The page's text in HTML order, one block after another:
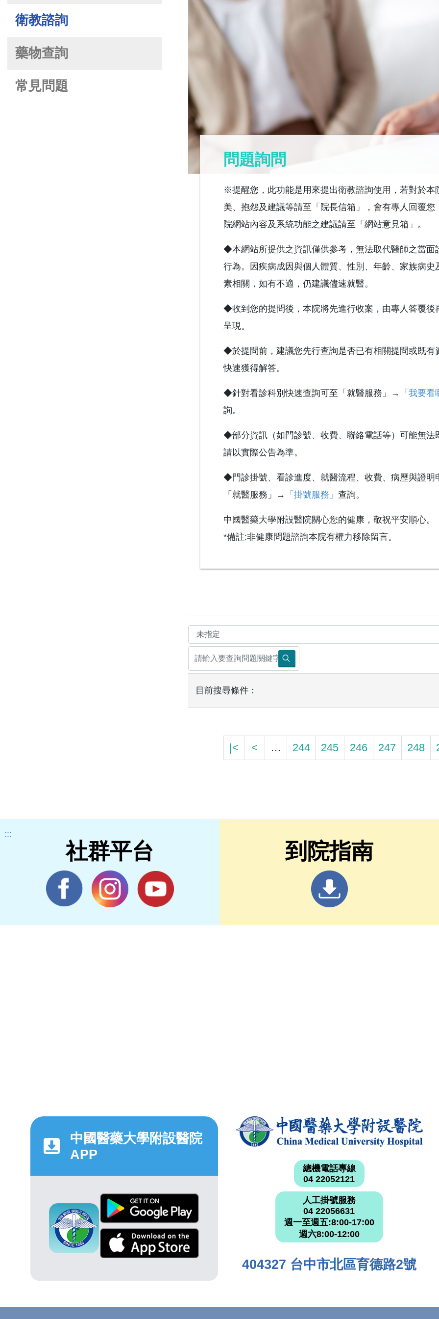
衛教諮詢
藥物查詢
常見問題
問題詢問
※提醒您，此功能是用來提出衛教諮詢使用，若對於本
美、抱怨及建議等請至「院長信箱」，會有專人回覆您
院網站內容及系統功能之建議請至「網站意見箱」。
◆本網站所提供之資訊僅供參考，無法取代醫師之當面
行為。因疾病成因與個人體質、性別、年齡、家族病史
素相關，如有不適，仍建議儘速就醫。
◆收到您的提問後，本院將先進行收案，由專人答覆後
呈現。
◆於提問前，建議您先行查詢是否已有相關提問或既有
快速獲得解答。
◆針對看診科別快速查詢可至「就醫服務」→ 「我要看
詢。
◆部分資訊（如門診號、收費、聯絡電話等）可能無法
請以實際公告為準。
◆門診掛號、看診進度、就醫流程、收費、病歷與證明
「就醫服務」→
「掛號服務」 查詢。
中國醫藥大學附設醫院關心您的健康，敬祝平安順心。
*備註:非健康問題諮詢本院有權力移除留言。
目前搜尋條件：
|< < … 244 245 246 247 248
:::
社群平台 到院指南
中國醫藥大學附設醫院
APP
總機電話專線
04 22052121
人工掛號服務
04 22056631
週一至週五:8:00-17:00
週六8:00-12:00
404327 台中市北區育德路2號